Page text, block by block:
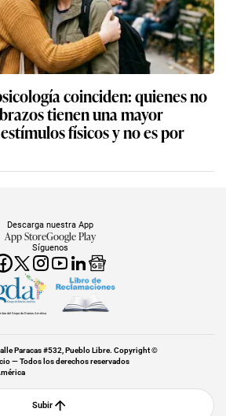
coinciden: quienes no
tienen una mayor
físicos y no es por
Síguenos
Descarga nuestra App
App StoreGoogle Play
del Grupo de Diarios América
Paracas #532, Pueblo Libre. Copyright ©
— Todos los derechos reservados
Subir